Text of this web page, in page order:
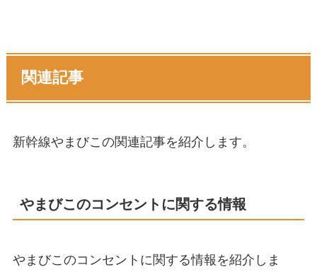
関連記事
新幹線やまびこの関連記事を紹介します。
やまびこのコンセントに関する情報
やまびこのコンセントに関する情報を紹介しま